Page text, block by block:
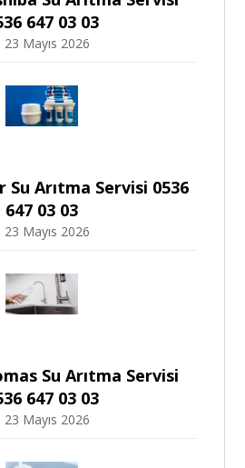
647 03 03
23 Mayıs 2026
Arıtma Servisi 0536
647 03 03
23 Mayıs 2026
Su Arıtma Servisi
647 03 03
23 Mayıs 2026